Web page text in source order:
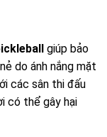
giúp bảo
do ánh nắng mặt
các sân thi đấu
có thể gây hại